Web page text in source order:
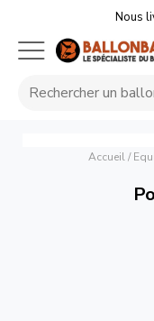
Nous
Accueil/